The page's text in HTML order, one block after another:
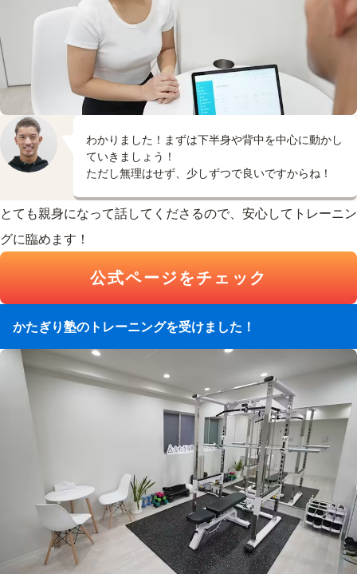
わかりました！まずは下半身や背中を中心に動かし
ていきましょう！
ただし無理はせず、少しずつで良いですからね！
とても親身になって話してくださるので、安心してトレーニン
グに臨めます！
公式ページをチェック
かたぎり塾のトレーニングを受けました！